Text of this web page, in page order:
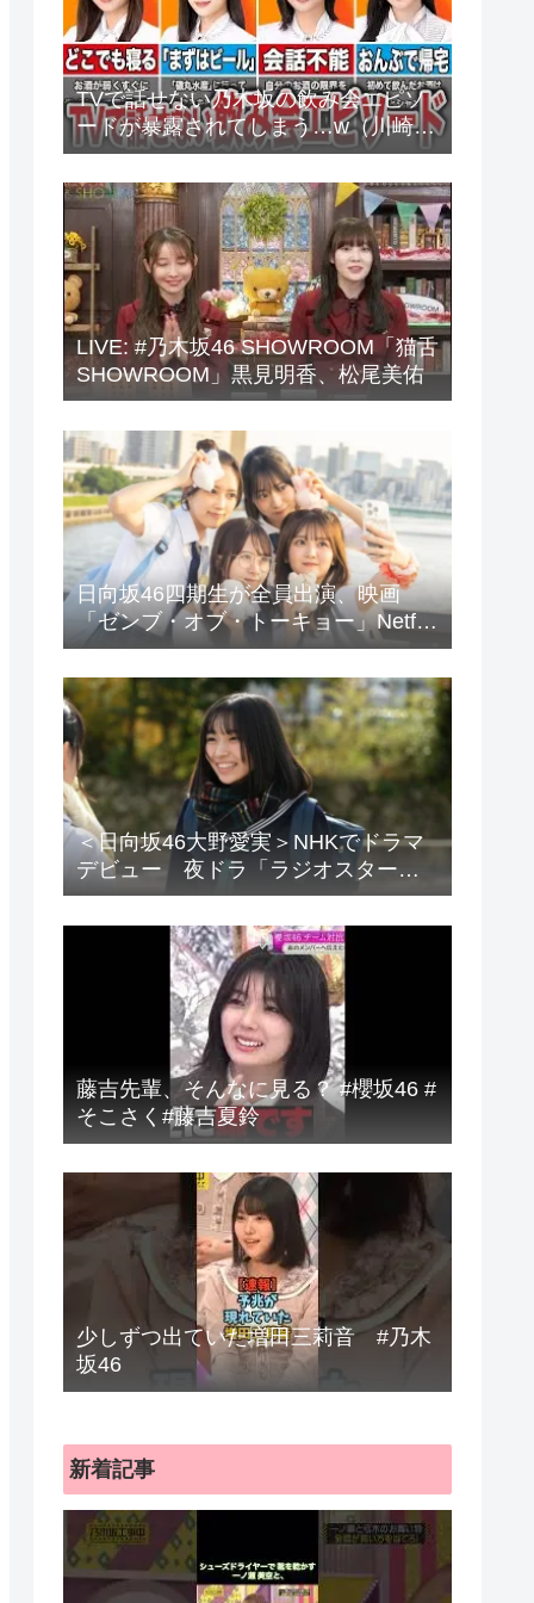
TVで話せない乃木坂の飲み会エピソ
ードが暴露されてしまう…w（川崎
桜、中西アルノ、梅澤美波、山下美
月、他）
LIVE: #乃木坂46 SHOWROOM「猫舌
SHOWROOM」黒見明香、松尾美佑
日向坂46四期生が全員出演、映画
「ゼンブ・オブ・トーキョー」Netflix
で配信
＜日向坂46大野愛実＞NHKでドラマ
デビュー 夜ドラ「ラジオスター」
登場に「かわいさハンパない」「演
技上手じゃん！」の声
藤吉先輩、そんなに見る？ #櫻坂46 #
そこさく#藤吉夏鈴
少しずつ出ていた増田三莉音 #乃木
坂46
新着記事